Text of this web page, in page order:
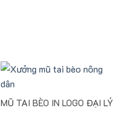
MŨ TAI BÈO IN LOGO ĐẠI LÝ